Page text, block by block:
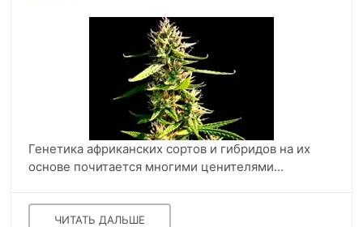
Генетика африканских сортов и гибридов на их
основе почитается многими ценителями...
ЧИТАТЬ ДАЛЬШЕ